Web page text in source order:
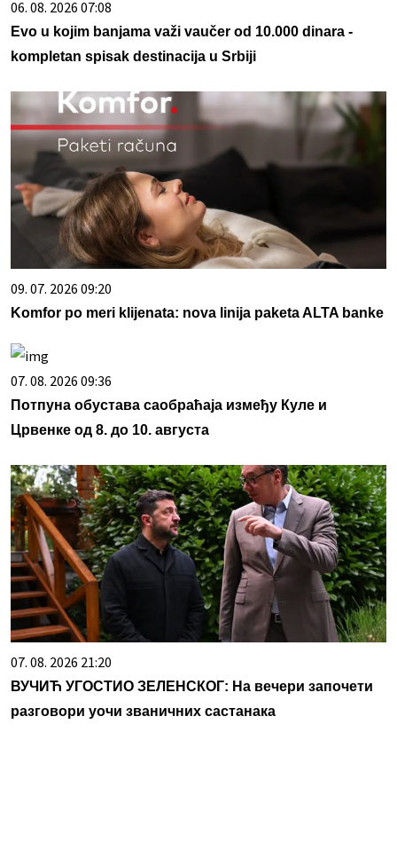
06. 08. 2026 07:08
Evo u kojim banjama važi vaučer od 10.000 dinara -
kompletan spisak destinacija u Srbiji
09. 07. 2026 09:20
Komfor po meri klijenata: nova linija paketa ALTA banke
07. 08. 2026 09:36
Потпуна обустава саобраћаја између Куле и
Црвенке од 8. до 10. августа
07. 08. 2026 21:20
ВУЧИЋ УГОСТИО ЗЕЛЕНСКОГ: На вечери започети
разговори уочи званичних састанака